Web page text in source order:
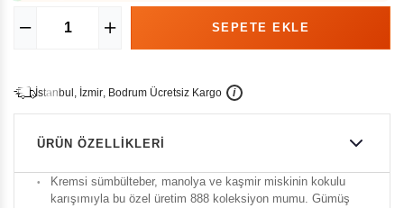
İstanbu , İzmir, Bodrum Ücretsiz Kargo i
ÜRÜN ÖZELLIKLERI
Kremsi sümbülteber, manolya ve kaşmir miskinin kokulu
karışımıyla bu özel üretim 888 koleksiyon mumu. Gümüş